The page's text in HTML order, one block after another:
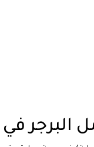
البرجر في